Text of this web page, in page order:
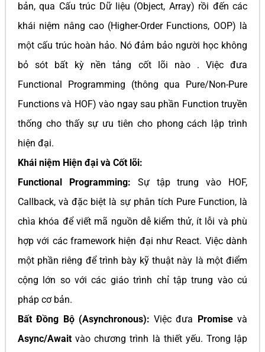
bản, qua Cấu trúc Dữ liệu (Object, Array) rồi đến các
khái niệm nâng cao (Higher-Order Functions, OOP) là
một cấu trúc hoàn hảo. Nó đảm bảo người học không
bỏ sót bất kỳ nền tảng cốt lõi nào . Việc đưa
Functional Programming (thông qua Pure/Non-Pure
Functions và HOF) vào ngay sau phần Function truyền
thống cho thấy sự ưu tiên cho phong cách lập trình
hiện đại.
Khái niệm Hiện đại và Cốt lõi:
Functional Programming: Sự tập trung vào HOF,
Callback, và đặc biệt là sự phân tích Pure Function, là
chìa khóa để viết mã nguồn dễ kiểm thử, ít lỗi và phù
hợp với các framework hiện đại như React. Việc dành
một phần riêng để trình bày kỹ thuật này là một điểm
cộng lớn so với các giáo trình chỉ tập trung vào cú
pháp cơ bản.
Bất Đồng Bộ (Asynchronous): Việc đưa Promisevà
Async/Await vào chương trình là thiết yếu. Trong lập